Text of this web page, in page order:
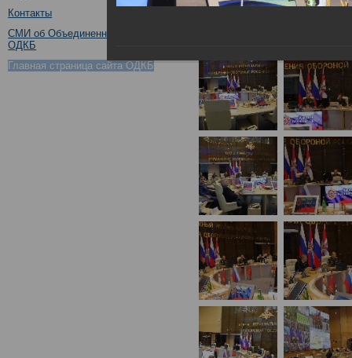
Контакты
СМИ об Объединенном штабе
ОДКБ
Главная страница сайта ОДКБ